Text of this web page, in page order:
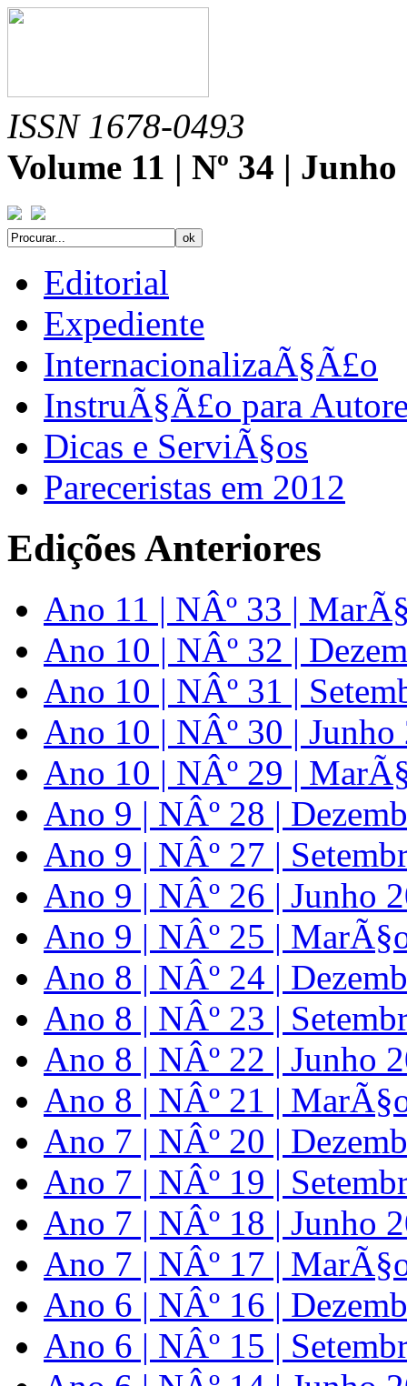
ISSN 1678-0493
Volume 11 | Nº 34 | Junho
Editorial
Expediente
InternacionalizaÃ§Ã£o
InstruÃ§Ã£o para
Dicas e ServiÃ§os
Pareceristas em 2012
Edições Anteriores
Ano 11 | NÂº 33 |
Ano 10 | NÂº 32 |
Ano 10 | NÂº 31 |
Ano 10 | NÂº 30 | Junho
Ano 10 | NÂº 29 |
Ano 9 | NÂº 28 |
Ano 9 | NÂº 27 |
Ano 9 | NÂº 26 | Junho
Ano 9 | NÂº 25 |
Ano 8 | NÂº 24 |
Ano 8 | NÂº 23 |
Ano 8 | NÂº 22 | Junho
Ano 8 | NÂº 21 |
Ano 7 | NÂº 20 |
Ano 7 | NÂº 19 |
Ano 7 | NÂº 18 | Junho
Ano 7 | NÂº 17 |
Ano 6 | NÂº 16 |
Ano 6 | NÂº 15 |